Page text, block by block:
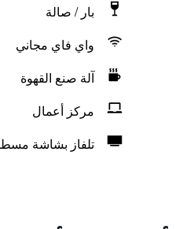
بار / صالة
واي فاي مجاني
آلة صنع القهوة
مركز أعمال
تلفاز بشاشة